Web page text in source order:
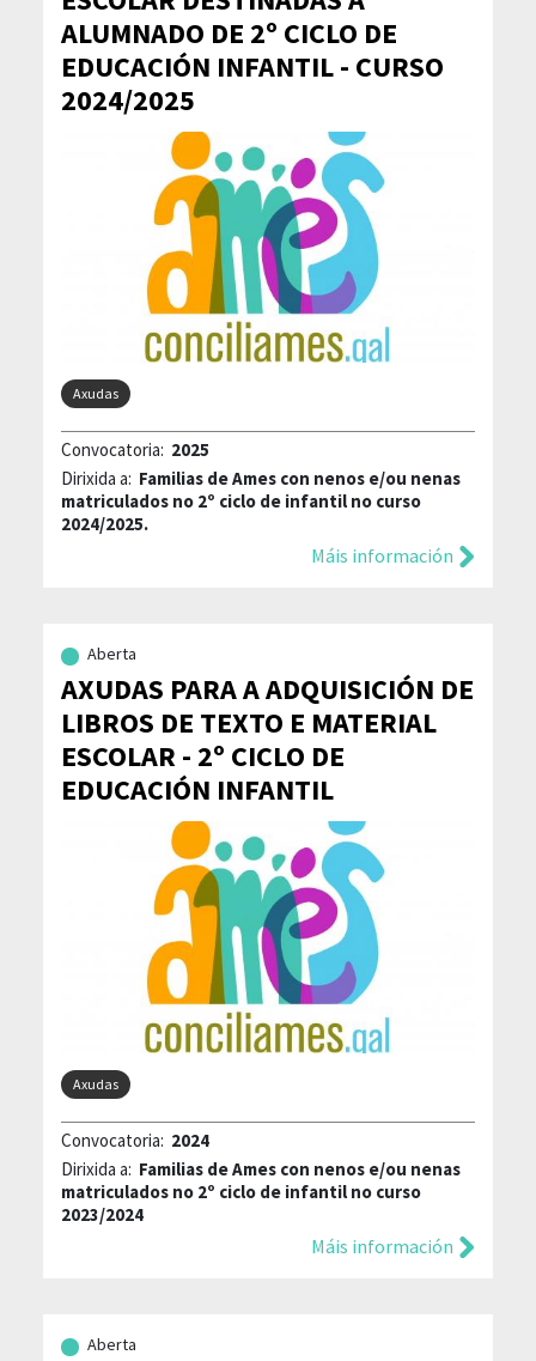
ALUMNADO DE 2º CICLO DE
EDUCACIÓN INFANTIL - CURSO
2024/2025
Axudas
Convocatoria: 2025
Dirixida a: Familias de Ames con nenos e/ou nenas
matriculados no 2º ciclo de infantil no curso
2024/2025.
Máis información
Aberta
AXUDAS PARA A ADQUISICIÓN DE
LIBROS DE TEXTO E MATERIAL
ESCOLAR - 2º CICLO DE
EDUCACIÓN INFANTIL
Axudas
Convocatoria: 2024
Dirixida a: Familias de Ames con nenos e/ou nenas
matriculados no 2º ciclo de infantil no curso
2023/2024
Máis información
Aberta